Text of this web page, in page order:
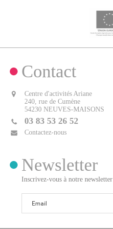
Contact
Centre d'activités Ariane
240, rue de Cumène
54230 NEUVES-MAISONS
03 83 53 26 52
Contactez-nous
Newsletter
Inscrivez-vous à notre newsletter